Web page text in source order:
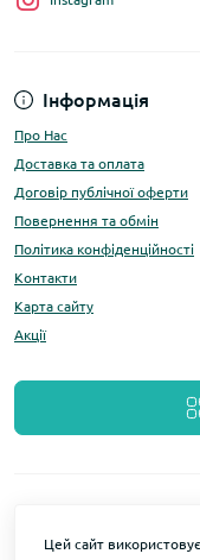
Інформація
Про Нас
Доставка та оплата
Договір публічної оферти
Повернення та обмін
Політика конфіденційності
Контакти
Карта сайту
Акції
Цей сайт